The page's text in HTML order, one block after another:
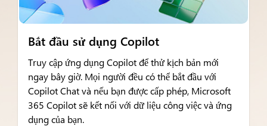
Bắt đầu sử dụng Copilot
Truy cập ứng dụng Copilot để thử kịch bản mới
ngay bây giờ. Mọi người đều có thể bắt đầu với
Copilot Chat và nếu bạn được cấp phép, Microsoft
365 Copilot sẽ kết nối với dữ liệu công việc và ứng
dụng của bạn.